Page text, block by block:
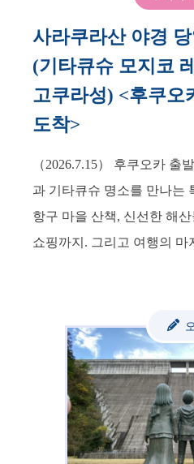
사라쿠라산 야경
(기타큐슈 모지코
고쿠라성) <후쿠오
도착>
（2026.7.15） 후쿠오카 출
과 기타큐슈 명소를 만나는
항구 마을 산책, 신선한 해
쇼핑까지. 그리고 여행의